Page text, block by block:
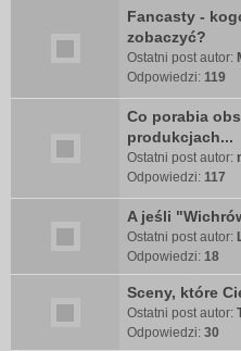
Fancasty -
zobaczyć?
Ostatni post autor:
Odpowiedzi: 119
Co porabia
produkcjach...
Ostatni post autor:
Odpowiedzi: 117
A jeśli
Ostatni post autor:
Odpowiedzi: 18
Sceny, które
Ostatni post autor:
Odpowiedzi: 30